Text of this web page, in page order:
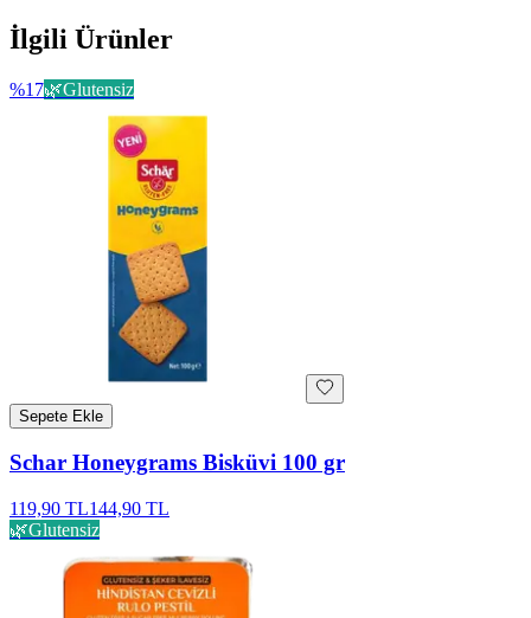
İlgili Ürünler
%17🌿Glutensiz
Sepete Ekle
Schar Honeygrams Bisküvi 100 gr
119,90 TL144,90 TL
🌿Glutensiz